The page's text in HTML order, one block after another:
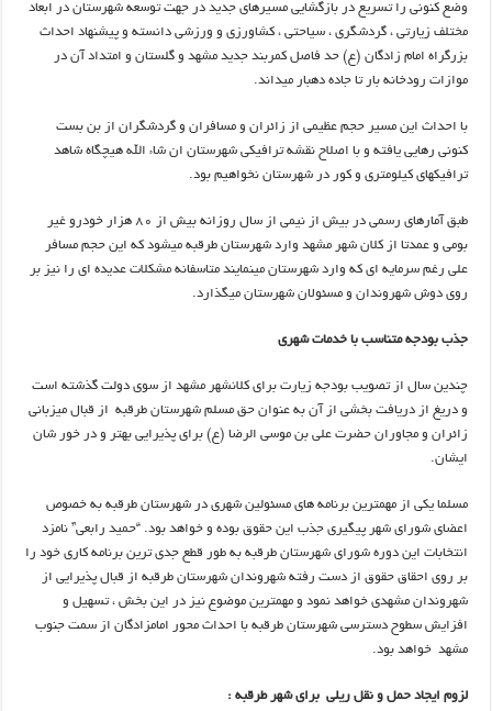
وضع کنونی را تسریع در بازگشایی مسیرهای جدید در جهت توسعه شهرستان در ابعاد
مختلف زیارتی ، گردشگری ، سیاحتی ، کشاورزی و ورزشی دانسته و پیشنهاد احداث
بزرگراه امام زادگان (ع) حد فاصل کمربند جدید مشهد و گلستان و امتداد آن در
موازات رودخانه بار تا جاده دهبار میداند.
با احداث این مسیر حجم عظیمی از زائران و مسافران و گردشگران از بن بست
کنونی رهایی یافته و با اصلاح نقشه ترافیکی شهرستان ان شاء الله هیچگاه شاهد
ترافیکهای کیلومتری و کور در شهرستان نخواهیم بود.
طبق آمارهای رسمی در بیش از نیمی از سال روزانه بیش از ۸۰ هزار خودرو غیر
بومی و عمدتا از کلان شهر مشهد وارد شهرستان طرقبه میشود که این حجم مسافر
علی رغم سرمایه ای که وارد شهرستان مینمایند متاسفانه مشکلات عدیده ای را نیز بر
روی دوش شهروندان و مسئولان شهرستان میگذارد.
جذب بودجه متناسب با خدمات شهری
چندین سال از تصویب بودجه زیارت برای کلانشهر مشهد از سوی دولت گذشته است
و دریغ از دریافت بخشی از آن به عنوان حق مسلم شهرستان طرقبه از قبال میزبانی
زائران و مجاوران حضرت علی بن موسی الرضا (ع) برای پذیرایی بهتر و در خور شان
ایشان.
مسلما یکی از مهمترین برنامه های مسئولین شهری در شهرستان طرقبه به خصوص
اعضای شورای شهر پیگیری جذب این حقوق بوده و خواهد بود. “حمید رابعی” نامزد
انتخابات این دوره شورای شهرستان طرقبه به طور قطع جدی ترین برنامه کاری خود را
بر روی احقاق حقوق از دست رفته شهروندان شهرستان طرقبه از قبال پذیرایی از
شهروندان مشهدی خواهد نمود و مهمترین موضوع نیز در این بخش ، تسهیل و
افزایش سطوح دسترسی شهرستان طرقبه با احداث محور امامزادگان از سمت جنوب
مشهد خواهد بود.
لزوم ایجاد حمل و نقل ریلی برای شهر طرقبه :